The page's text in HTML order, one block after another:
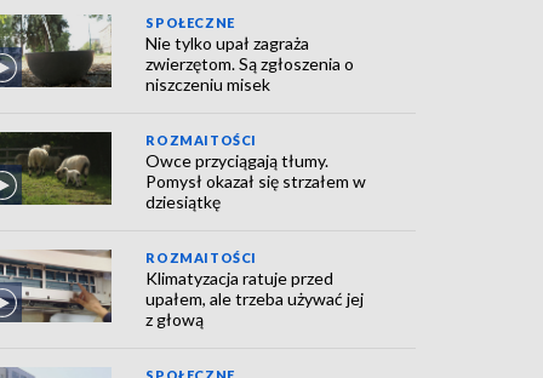
SPOŁECZNE
Nie tylko upał zagraża
zwierzętom. Są zgłoszenia o
niszczeniu misek
ROZMAITOŚCI
Owce przyciągają tłumy.
Pomysł okazał się strzałem w
dziesiątkę
ROZMAITOŚCI
Klimatyzacja ratuje przed
upałem, ale trzeba używać jej
z głową